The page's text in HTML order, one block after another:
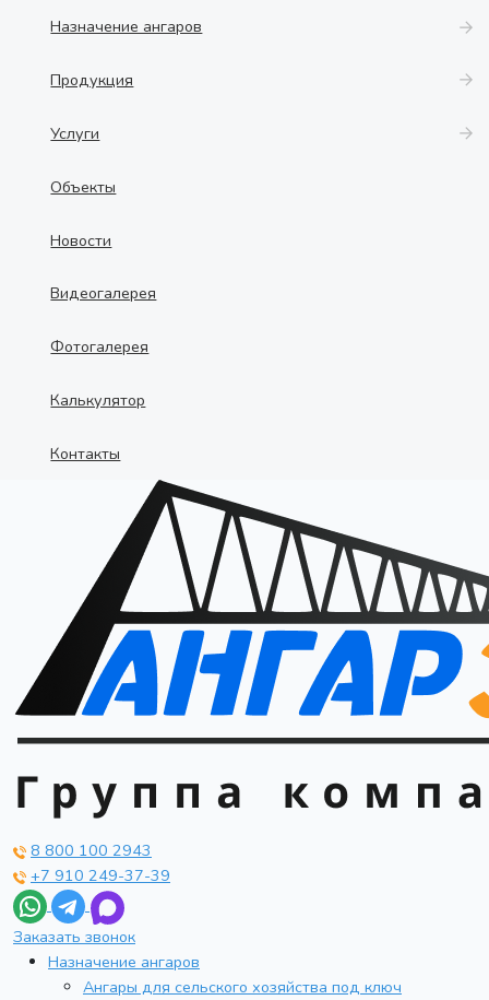
Назначение ангаров
Продукция
Услуги
Объекты
Новости
Видеогалерея
Фотогалерея
Калькулятор
Контакты
8 800 100 2943
+7 910 249-37-39
Заказать звонок
Назначение ангаров
Ангары для сельского хозяйства под ключ